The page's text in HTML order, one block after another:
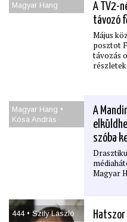
Magyar Hang
A TV2-
távozó
Május
posztot
távozás
Magyar Hang •
Kósa András
A
szóba
Magyar
444 • Szily László